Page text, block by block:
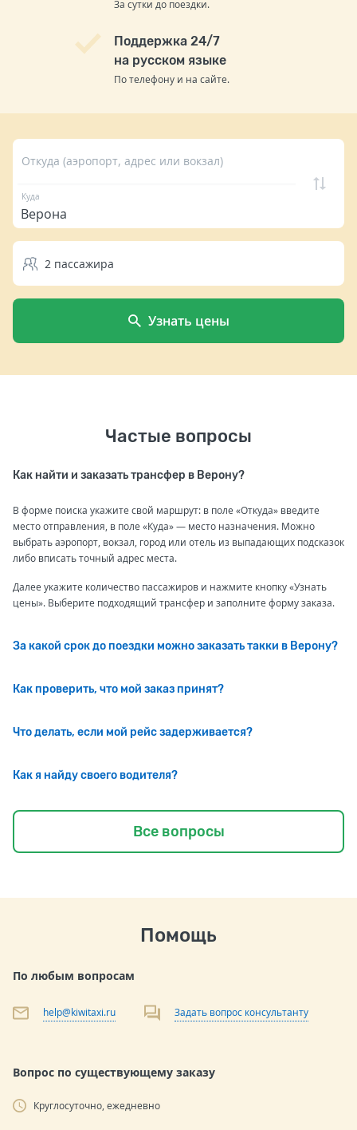
За сутки до поездки.
Поддержка 24/7
на русском языке
По телефону и на сайте.
Откуда (аэропорт, адрес или вокзал)
Куда
2 пассажира
Узнать цены
Частые вопросы
Как найти и заказать трансфер в Верону?
В форме поиска укажите свой маршрут: в поле «Откуда» введите
место отправления, в поле «Куда» — место назначения. Можно
выбрать аэропорт, вокзал, город или отель из выпадающих подсказок
либо вписать точный адрес места.
Далее укажите количество пассажиров и нажмите кнопку «Узнать
цены». Выберите подходящий трансфер и заполните форму заказа.
За какой срок до поездки можно заказать такки в Верону?
Как проверить, что мой заказ принят?
Что делать, если мой рейс задерживается?
Как я найду своего водителя?
Все вопросы
Помощь
По любым вопросам
help@kiwitaxi.ru Задать вопрос консультанту
Вопрос по существующему заказу
Круглосуточно, ежедневно